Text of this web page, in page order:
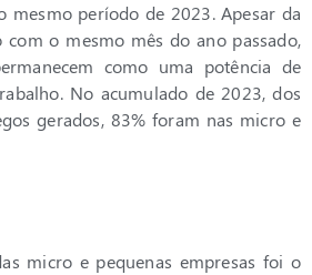
mesmo período de 2023. Apesar da
com o mesmo mês do ano passado,
como uma potência de
No acumulado de 2023, dos
gerados, 83% foram nas micro e
micro e pequenas empresas foi o